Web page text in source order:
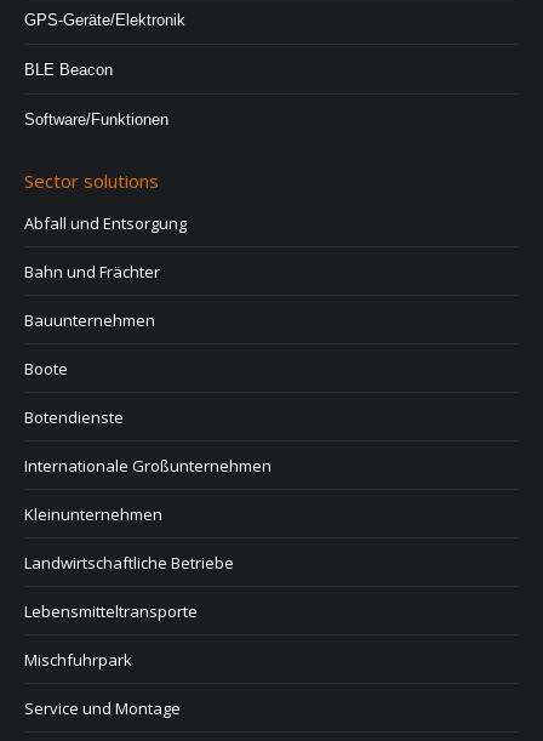
GPS-Geräte/Elektronik
BLE Beacon
Software/Funktionen
Sector solutions
Abfall und Entsorgung
Bahn und Frächter
Bauunternehmen
Boote
Botendienste
Internationale Großunternehmen
Kleinunternehmen
Landwirtschaftliche Betriebe
Lebensmitteltransporte
Mischfuhrpark
Service und Montage